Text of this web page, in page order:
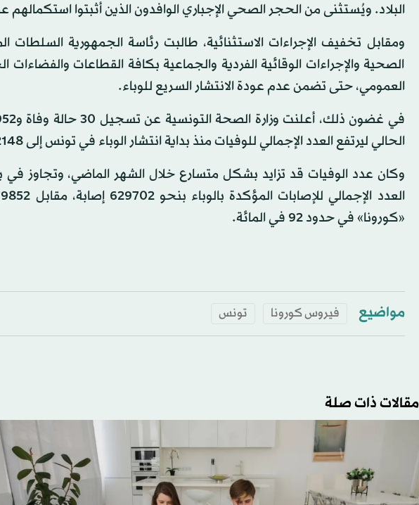
البلاد. ويُستثنى من الحجر الصحي الإجباري الوافدون الذين أثبتوا استكمالهم
ومقابل تخفيف الإجراءات الاستثنائية، طالبت رئاسة الجمهورية السلطات
الصحية والإجراءات الوقائية الفردية والجماعية بكافة القطاعات
العمومي، حتى تضمن عدم عودة الانتشار السريع للوباء.
الحالي ليرتفع العدد الإجمالي للوفيات منذ بداية انتشار الوباء في تونس إلى 22148 حالة وفاة.
«كورونا» في حدود 92 في المائة.
مواضيع فيروس كورونا تونس
مقالات ذات صلة